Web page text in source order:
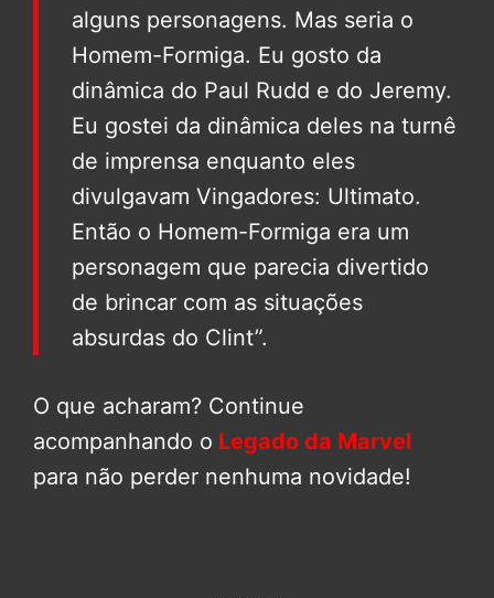
alguns personagens. Mas seria o
Homem-Formiga. Eu gosto da
dinâmica do Paul Rudd e do Jeremy.
Eu gostei da dinâmica deles na turnê
de imprensa enquanto eles
divulgavam Vingadores: Ultimato.
Então o Homem-Formiga era um
personagem que parecia divertido
de brincar com as situações
absurdas do Clint”.
O que acharam? Continue
acompanhando o Legado da Marvel
para não perder nenhuma novidade!